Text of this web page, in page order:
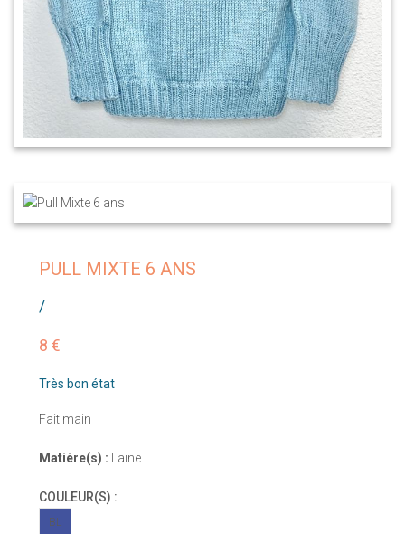
PULL MIXTE 6 ANS
/
8 €
Très bon état
Fait main
Matière(s) : Laine
COULEUR(S) :
BL